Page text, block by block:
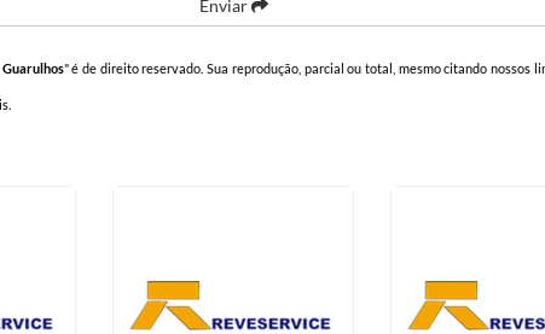
Enviar
" é de direito reservado. Sua reprodução, parcial ou total, mesmo citando nossos